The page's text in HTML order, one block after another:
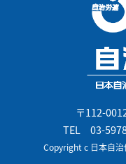
〒112-
TEL 03-
Copyright c 日本自